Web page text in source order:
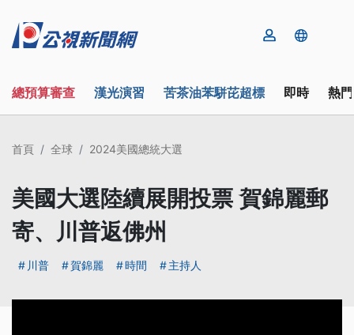
總預算審查 漢光演習 苦茶油苯駢芘超標 即時 熱
首頁 全球 2024美國總統大選
美國大選陸續展開投票 賀錦麗郵
寄、川普返佛州
川普 賀錦麗 時間 主持人